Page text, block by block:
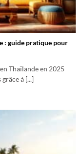
: guide pratique pour
Thaïlande en 2025
à [...]